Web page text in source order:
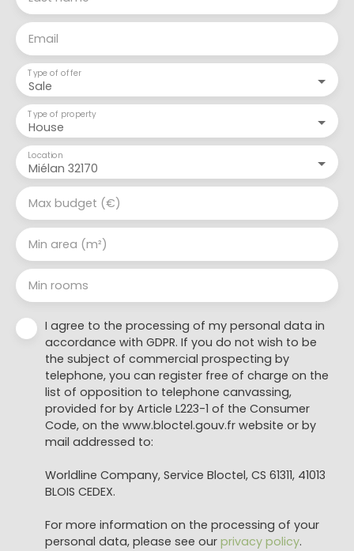
Email
Sale
Type of offer
House
Type of property
Miélan 32170
Location
Max budget (€)
Min area (m²)
Min rooms
I agree to the processing of my personal data in
accordance with GDPR. If you do not wish to be
the subject of commercial prospecting by
telephone, you can register free of charge on the
list of opposition to telephone canvassing,
provided for by Article L223-1 of the Consumer
Code, on the www.bloctel.gouv.fr website or by
mail addressed to:
Worldline Company, Service Bloctel, CS 61311, 41013
BLOIS CEDEX.
For more information on the processing of your
personal data, please see our privacy policy.